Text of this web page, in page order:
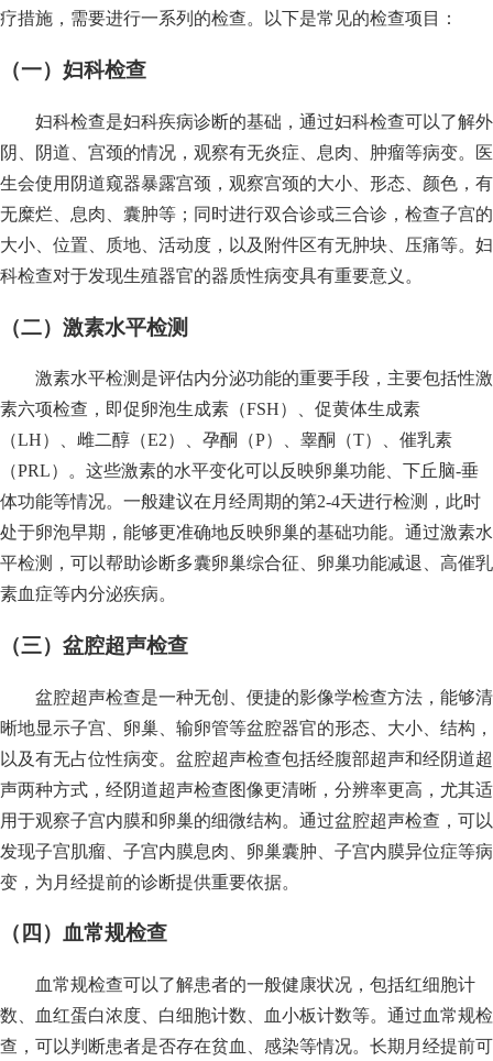
疗措施，需要进行一系列的检查。以下是常见的检查项目：
（一）妇科检查
妇科检查是妇科疾病诊断的基础，通过妇科检查可以了解外
阴、阴道、宫颈的情况，观察有无炎症、息肉、肿瘤等病变。医
生会使用阴道窥器暴露宫颈，观察宫颈的大小、形态、颜色，有
无糜烂、息肉、囊肿等；同时进行双合诊或三合诊，检查子宫的
大小、位置、质地、活动度，以及附件区有无肿块、压痛等。妇
科检查对于发现生殖器官的器质性病变具有重要意义。
（二）激素水平检测
激素水平检测是评估内分泌功能的重要手段，主要包括性激
素六项检查，即促卵泡生成素（FSH）、促黄体生成素
（LH）、雌二醇（E2）、孕酮（P）、睾酮（T）、催乳素
（PRL）。这些激素的水平变化可以反映卵巢功能、下丘脑-垂
体功能等情况。一般建议在月经周期的第2-4天进行检测，此时
处于卵泡早期，能够更准确地反映卵巢的基础功能。通过激素水
平检测，可以帮助诊断多囊卵巢综合征、卵巢功能减退、高催乳
素血症等内分泌疾病。
（三）盆腔超声检查
盆腔超声检查是一种无创、便捷的影像学检查方法，能够清
晰地显示子宫、卵巢、输卵管等盆腔器官的形态、大小、结构，
以及有无占位性病变。盆腔超声检查包括经腹部超声和经阴道超
声两种方式，经阴道超声检查图像更清晰，分辨率更高，尤其适
用于观察子宫内膜和卵巢的细微结构。通过盆腔超声检查，可以
发现子宫肌瘤、子宫内膜息肉、卵巢囊肿、子宫内膜异位症等病
变，为月经提前的诊断提供重要依据。
（四）血常规检查
血常规检查可以了解患者的一般健康状况，包括红细胞计
数、血红蛋白浓度、白细胞计数、血小板计数等。通过血常规检
查，可以判断患者是否存在贫血、感染等情况。长期月经提前可